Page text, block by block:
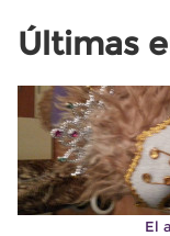
Últimas
El